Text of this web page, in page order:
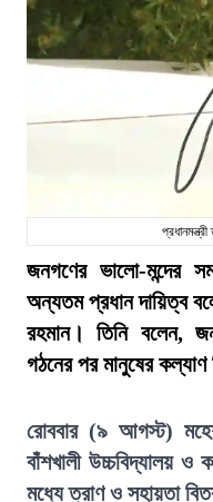
জনগণের ভালো-মন্দের
অন্যতম প্রধান দায়িত্ব
রহমান। তিনি বলেন,
গঠনের পর মানুষের কল্যাণ
রোববার (৯ আগস্ট)
বাঁশখালী উচ্চবিদ্যালয় ও
মধ্যে ত্রাণ ও সহায়তা